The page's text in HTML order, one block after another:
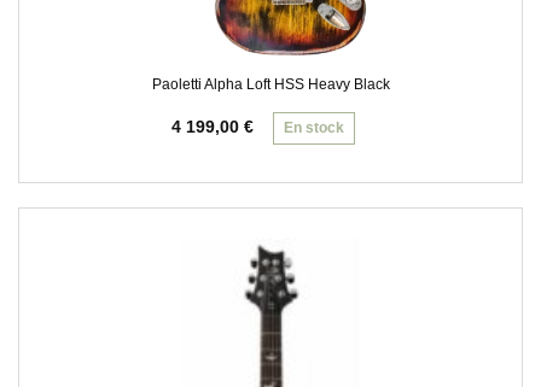
Paoletti Alpha Loft HSS Heavy Black
4 199,00 € En stock